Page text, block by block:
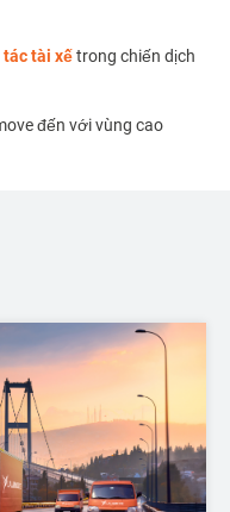
tài xếtrong chiến dịch
đến với vùng cao